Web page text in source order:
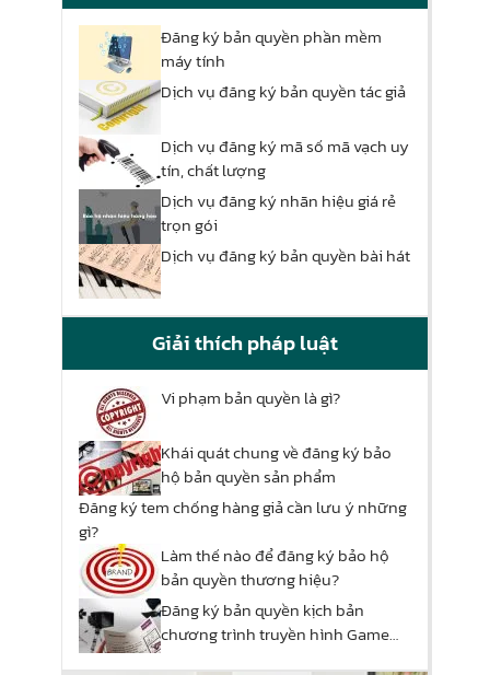
Đăng ký bản quyền phần mềm
máy tính
Dịch vụ đăng ký bản quyền tác giả
Dịch vụ đăng ký mã số mã vạch uy
tín, chất lượng
Dịch vụ đăng ký nhãn hiệu giá rẻ
trọn gói
Dịch vụ đăng ký bản quyền bài hát
Giải thích pháp luật
Vi phạm bản quyền là gì?
Khái quát chung về đăng ký bảo
hộ bản quyền sản phẩm
Đăng ký tem chống hàng giả cần lưu ý những
gì?
Làm thế nào để đăng ký bảo hộ
bản quyền thương hiệu?
Đăng ký bản quyền kịch bản
chương trình truyền hình Game